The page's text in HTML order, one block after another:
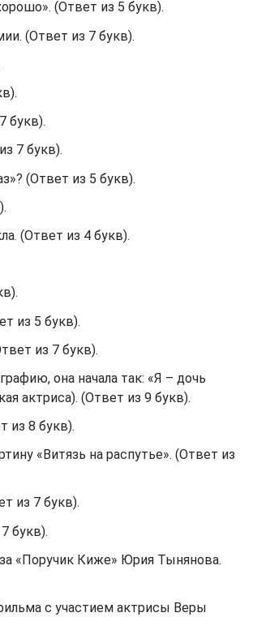
(Ответ из 5 букв).
(Ответ из 7 букв).
букв).
7 букв).
(Ответ из 5 букв).
(Ответ из 4 букв).
из 5 букв).
из 7 букв).
она начала так: «Я – дочь
актриса). (Ответ из 9 букв).
из 8 букв).
«Витязь на распутье». (Ответ из
из 7 букв).
букв).
«Поручик Киже» Юрия Тынянова.
с участием актрисы Веры